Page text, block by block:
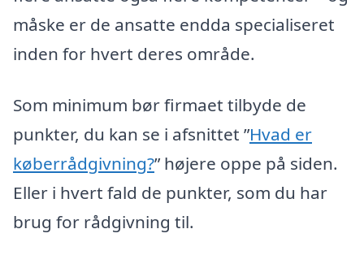
måske er de ansatte endda specialiseret
inden for hvert deres område.
Som minimum bør firmaet tilbyde de
punkter, du kan se i afsnittet ”Hvad er
køberrådgivning?” højere oppe på siden.
Eller i hvert fald de punkter, som du har
brug for rådgivning til.